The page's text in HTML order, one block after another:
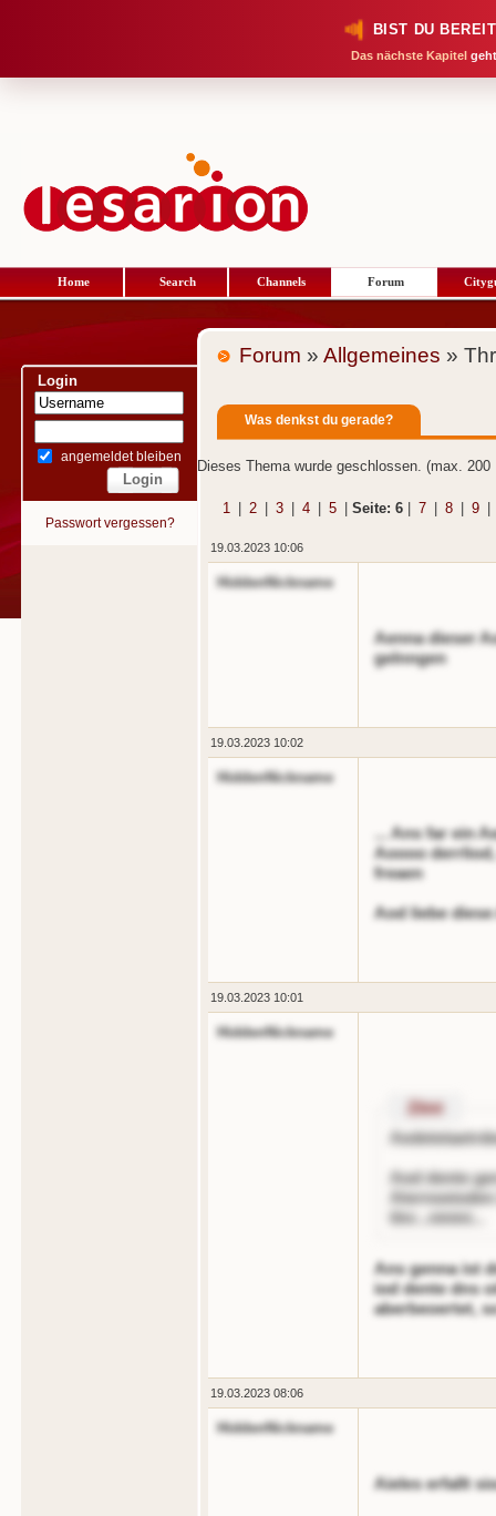
BIST DU
Das nächste Kapitel
Home Search Channels Forum
Login
angemeldet bleiben
Passwort vergessen?
Forum » Allgemeines »
Was denkst du gerade?
Dieses Thema wurde geschlossen. (max. 200
1 2 3 4 5 Seite: 6 7 8 9
19.03.2023 10:06
HiddenNickname
Aenna dieser
gelnngen
19.03.2023 10:02
HiddenNickname
... Ans far ein
Aoooo
freaen
Aod liebe
19.03.2023 10:01
HiddenNickname
Zitnt
Aod dente
tlnr...ninini...
Ans genna ist
iod dente dns
aberbeoertet,
19.03.2023 08:06
HiddenNickname
Aieles erfallt